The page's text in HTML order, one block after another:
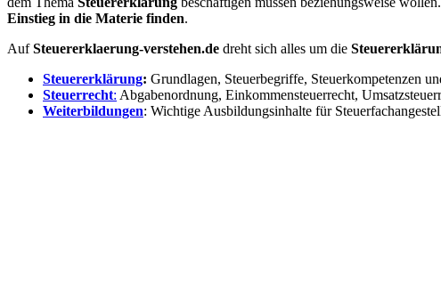
Einstieg in die Materie finden.
AufSteuererklaerung-verstehen.de dreht sich alles um die
Steuererklärung: Grundlagen, Steuerbegriffe, Steuerkompetenzen
Steuerrecht: Abgabenordnung, Einkommensteuerrecht,
Weiterbildungen: Wichtige Ausbildungsinhalte für